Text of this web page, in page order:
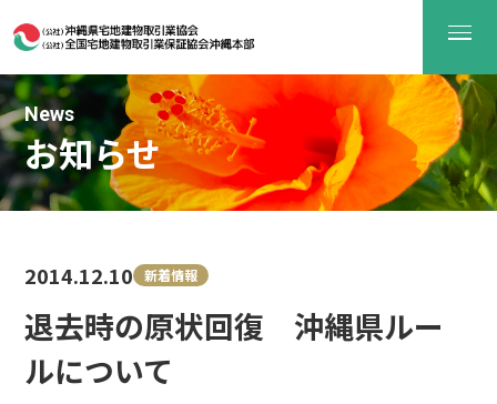
News
お知らせ
退去時の原状回復 沖縄県ルー
ルについて
2014.12.10 新着情報